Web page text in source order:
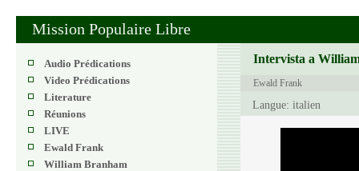
Mission Populaire Libre
Audio Prédications
Video Prédications
Literature
Réunions
LIVE
Ewald Frank
William Branham
Intervista a
Ewald Frank
Langue: italien